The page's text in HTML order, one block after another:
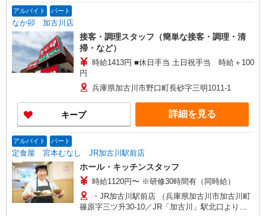
アルバイト パート
なか卯 加古川店
接客・調理スタッフ（簡単な接客・調理・清
掃・など）
時給1413円 ■休日手当 土日祝手当 時給＋100
円
兵庫県加古川市野口町長砂字三明1011-1
キープ 詳細を見る
アルバイト パート
定食屋 宮本むなし JR加古川駅前店
ホール・キッチンスタッフ
時給1120円〜 ※研修30時間有（同時給）
・JR加古川駅前店 （兵庫県加古川市加古川町
篠原字三ツ升30-10／JR「加古川」駅北口より徒